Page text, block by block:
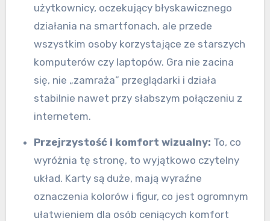
użytkownicy, oczekujący błyskawicznego
działania na smartfonach, ale przede
wszystkim osoby korzystające ze starszych
komputerów czy laptopów. Gra nie zacina
się, nie „zamraża” przeglądarki i działa
stabilnie nawet przy słabszym połączeniu z
internetem.
Przejrzystość i komfort wizualny: To, co
wyróżnia tę stronę, to wyjątkowo czytelny
układ. Karty są duże, mają wyraźne
oznaczenia kolorów i figur, co jest ogromnym
ułatwieniem dla osób ceniących komfort